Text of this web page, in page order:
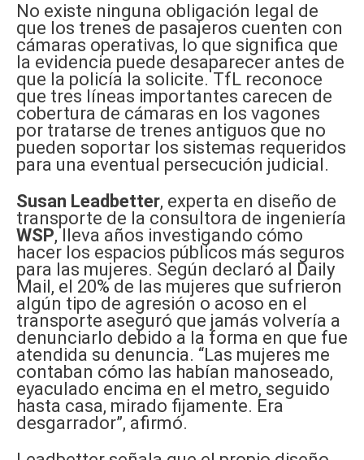
No existe ninguna obligación legal de
que los trenes de pasajeros cuenten con
cámaras operativas, lo que significa que
la evidencia puede desaparecer antes de
que la policía la solicite. TfL reconoce
que tres líneas importantes carecen de
cobertura de cámaras en los vagones
por tratarse de trenes antiguos que no
pueden soportar los sistemas requeridos
para una eventual persecución judicial.
Susan Leadbetter, experta en diseño de
transporte de la consultora de ingeniería
WSP, lleva años investigando cómo
hacer los espacios públicos más seguros
para las mujeres. Según declaró al Daily
Mail, el 20% de las mujeres que sufrieron
algún tipo de agresión o acoso en el
transporte aseguró que jamás volvería a
denunciarlo debido a la forma en que fue
atendida su denuncia. “Las mujeres me
contaban cómo las habían manoseado,
eyaculado encima en el metro, seguido
hasta casa, mirado fijamente. Era
desgarrador”, afirmó.